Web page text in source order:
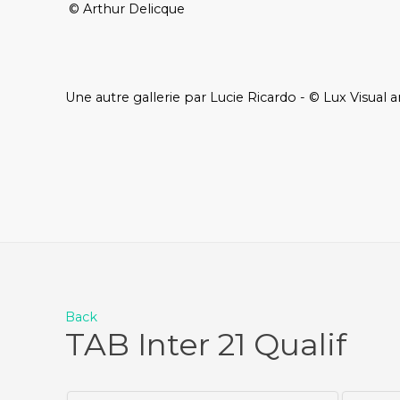
© Arthur Delicque
Une autre gallerie par Lucie Ricardo - © Lux Visual
Back
TAB Inter 21 Qualif